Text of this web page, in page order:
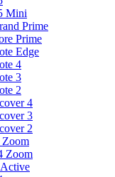
Mini
Prime
Prime
Edge
4
3
2
4
3
2
Zoom
Zoom